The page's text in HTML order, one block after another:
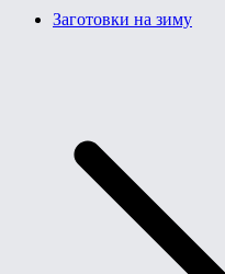
Заготовки на зиму